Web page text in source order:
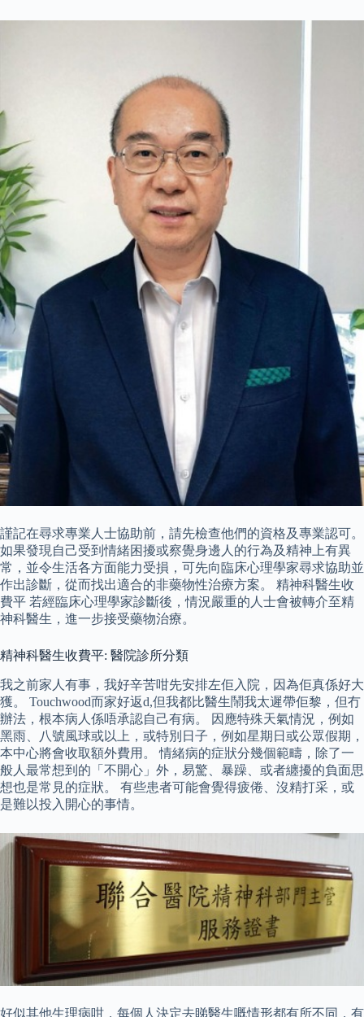
謹記在尋求專業人士協助前，請先檢查他們的資格及專業認可。
如果發現自己受到情緒困擾或察覺身邊人的行為及精神上有異
常，並令生活各方面能力受損，可先向臨床心理學家尋求協助並
作出診斷，從而找出適合的非藥物性治療方案。 精神科醫生收
費平 若經臨床心理學家診斷後，情況嚴重的人士會被轉介至精
神科醫生，進一步接受藥物治療。
精神科醫生收費平: 醫院診所分類
我之前家人有事，我好辛苦咁先安排左佢入院，因為佢真係好大
獲。 Touchwood而家好返d,但我都比醫生鬧我太遲帶佢黎，但冇
辦法，根本病人係唔承認自己有病。 因應特殊天氣情況，例如
黑雨、八號風球或以上，或特別日子，例如星期日或公眾假期，
本中心將會收取額外費用。 情緒病的症狀分幾個範疇，除了一
般人最常想到的「不開心」外，易驚、暴躁、或者纏擾的負面思
想也是常見的症狀。 有些患者可能會覺得疲倦、沒精打采，或
是難以投入開心的事情。
好似其他生理病咁，每個人決定去睇醫生嘅情形都有所不同，有